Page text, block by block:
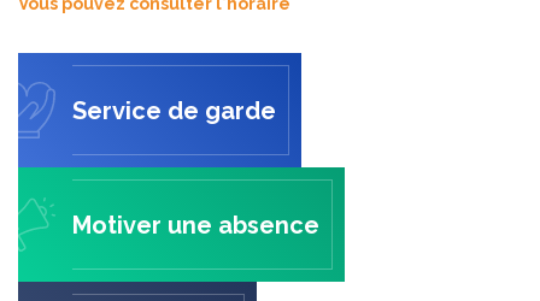
Service de garde
Motiver une absence